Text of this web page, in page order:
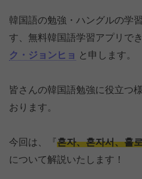
韓国語の勉強・ハングルの学
す、無料韓国語学習アプリで
ク・ジョンヒョ と申します。
皆さんの韓国語勉強に役立つ
おります。
今回は、『혼자、혼자서、홀
について解説いたします！